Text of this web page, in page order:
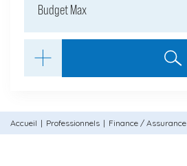
Accueil Professionnels Finance / Assurance